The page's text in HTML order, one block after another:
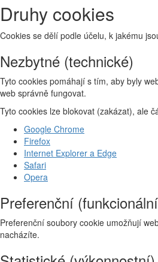
Druhy cookies
Cookies se dělí podle účelu, k jakému
Nezbytné (technické)
Tyto cookies pomáhají s tím, aby byly
web správně fungovat.
Tyto cookies lze blokovat (zakázat), ale
Google Chrome
Firefox
Internet Explorer a Edge
Safari
Opera
Preferenční
Preferenční soubory cookie umožňují
nacházíte.